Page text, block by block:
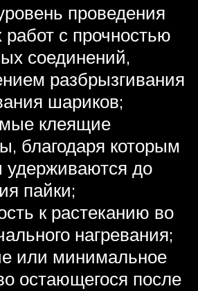
проведения
с прочностью
соединений,
разбрызгивания
шариков;
клеящие
благодаря которым
удерживаются до
пайки;
к растеканию во
нагревания;
или минимальное
остающегося после